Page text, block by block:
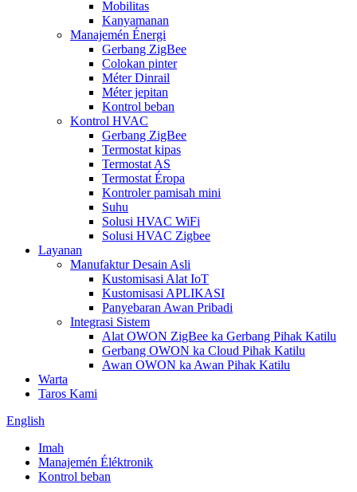
Mobilitas
Kanyamanan
Manajemén Énergi
Gerbang ZigBee
Colokan pinter
Méter Dinrail
Méter jepitan
Kontrol beban
Kontrol HVAC
Gerbang ZigBee
Termostat kipas
Termostat AS
Termostat Éropa
Kontroler pamisah mini
Suhu
Solusi HVAC WiFi
Solusi HVAC Zigbee
Layanan
Manufaktur Desain Asli
Kustomisasi Alat IoT
Kustomisasi APLIKASI
Panyebaran Awan Pribadi
Integrasi Sistem
Alat OWON ZigBee ka Gerbang Pihak Katilu
Gerbang OWON ka Cloud Pihak Katilu
Awan OWON ka Awan Pihak Katilu
Warta
Taros Kami
English
Imah
Manajemén Éléktronik
Kontrol beban